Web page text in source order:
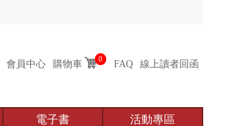
會員中心 購物車 0 FAQ 線上讀者回函
電子書 活動專區